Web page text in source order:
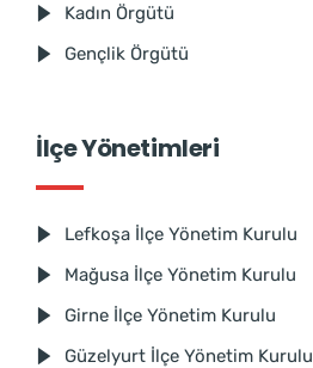
Kadın Örgütü
Gençlik Örgütü
İlçe Yönetimleri
Lefkoşa İlçe Yönetim Kurulu
Mağusa İlçe Yönetim Kurulu
Girne İlçe Yönetim Kurulu
Güzelyurt İlçe Yönetim Kurulu